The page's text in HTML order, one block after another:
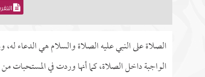
الصلاة على النبي عليه الصلاة والسلام هي الدعاء
الواجبة داخل الصلاة، كما أنها وردت في المستحبات